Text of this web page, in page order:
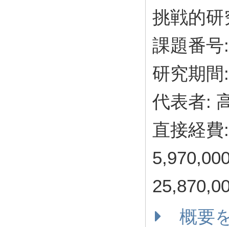
挑戦的
課題番号
研究期
代表者:
直接経
概要